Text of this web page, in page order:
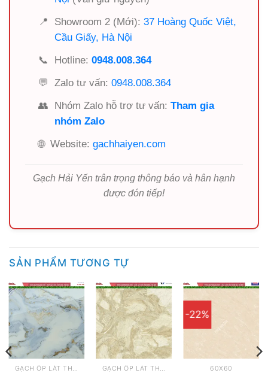
📍
Showroom 2 (Mới): 37 Hoàng Quốc Việt,
Cầu Giấy, Hà Nội
📞
Hotline: 0948.008.364
💬
Zalo tư vấn: 0948.008.364
👥
Nhóm Zalo hỗ trợ tư vấn: Tham gia
nhóm Zalo
🌐 Website: gachhaiyen.com
Gạch Hải Yến trân trọng thông báo và hân hạnh
được đón tiếp!
SẢN PHẨM TƯƠNG TỰ
-22%
60X60